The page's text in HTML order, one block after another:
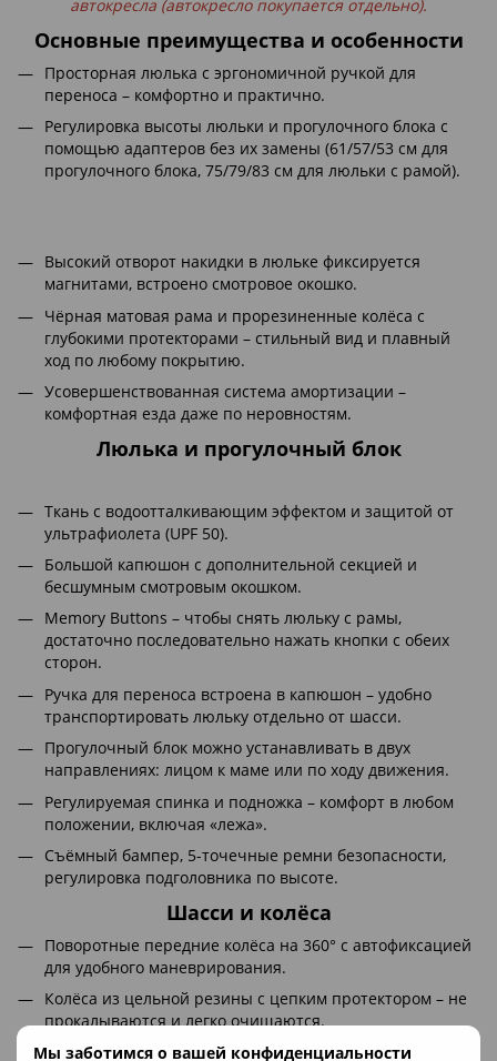
Мы заботимся о вашей конфиденциальности
автокресла (автокресло покупается отдельно).
Основные преимущества и особенности
Просторная люлька с эргономичной ручкой для
переноса – комфортно и практично.
Регулировка высоты люльки и прогулочного блока с
помощью адаптеров без их замены (61/57/53 см для
прогулочного блока, 75/79/83 см для люльки с рамой).
Высокий отворот накидки в люльке фиксируется
магнитами, встроено смотровое окошко.
Чёрная матовая рама и прорезиненные колёса с
глубокими протекторами – стильный вид и плавный
ход по любому покрытию.
Усовершенствованная система амортизации –
комфортная езда даже по неровностям.
Люлька и прогулочный блок
Ткань с водоотталкивающим эффектом и защитой от
ультрафиолета (UPF 50).
Большой капюшон с дополнительной секцией и
бесшумным смотровым окошком.
Memory Buttons – чтобы снять люльку с рамы,
достаточно последовательно нажать кнопки с обеих
сторон.
Ручка для переноса встроена в капюшон – удобно
транспортировать люльку отдельно от шасси.
Прогулочный блок можно устанавливать в двух
направлениях: лицом к маме или по ходу движения.
Регулируемая спинка и подножка – комфорт в любом
положении, включая «лежа».
Съёмный бампер, 5-точечные ремни безопасности,
регулировка подголовника по высоте.
Шасси и колёса
Поворотные передние колёса на 360° с автофиксацией
для удобного маневрирования.
Колёса из цельной резины с цепким протектором – не
прокалываются и легко очищаются.
Амортизаторы на всех колёсах – плавное движение без